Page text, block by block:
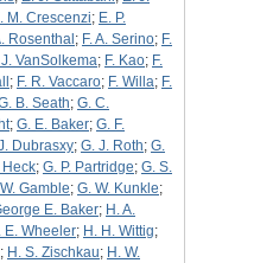
M. Crescenzi; E. P.
Rosenthal ; F. A. Serino; F.
J. VanSolkema; F. Kao; F.
; F. R. Vaccaro; F. Willa; F.
B. Seath; G. C.
; G. E. Baker; G. F.
Dubrasxy; G. J. Roth; G.
Heck; G. P. Partridge; G. S.
Gamble; G. W. Kunkle;
E. Baker; H. A.
E. Wheeler; H. H. Wittig;
; H. S. Zischkau; H. W.